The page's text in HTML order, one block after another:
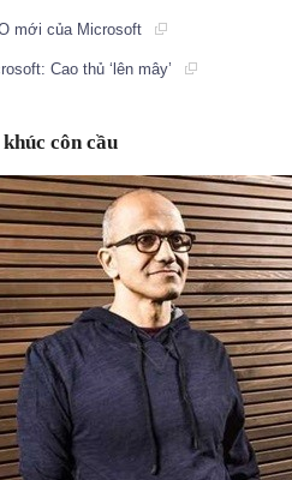
mới của Microsoft
Cao thủ ‘lên mây’
côn cầu